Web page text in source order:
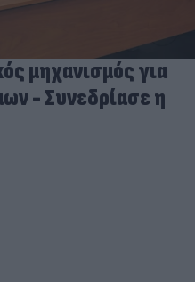
μηχανισμός για
- Συνεδρίασε η